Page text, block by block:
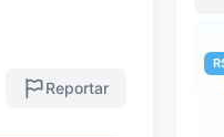
Reportar